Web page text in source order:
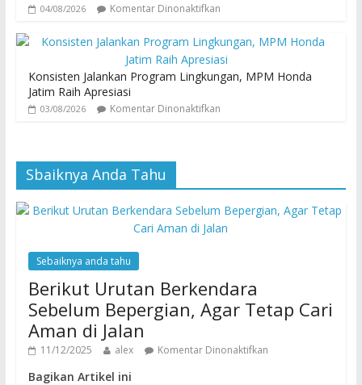
04/08/2026 Komentar Dinonaktifkan
Konsisten Jalankan Program Lingkungan, MPM Honda
Jatim Raih Apresiasi
03/08/2026 Komentar Dinonaktifkan
Sbaiknya Anda Tahu
Sebaiknya anda tahu
Berikut Urutan Berkendara
Sebelum Bepergian, Agar Tetap Cari
Aman di Jalan
11/12/2025 alex Komentar Dinonaktifkan
Bagikan Artikel ini